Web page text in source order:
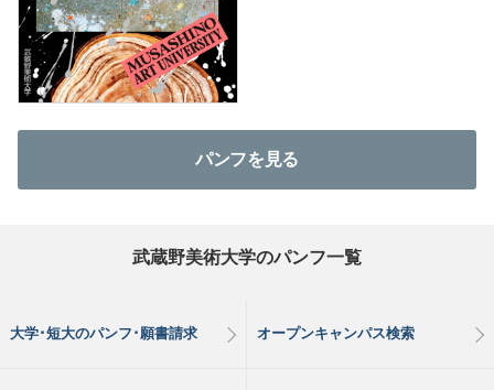
パンフを見る
武蔵野美術大学のパンフ一覧
大学･短大のパンフ･願書請求 オープンキャンパス検索